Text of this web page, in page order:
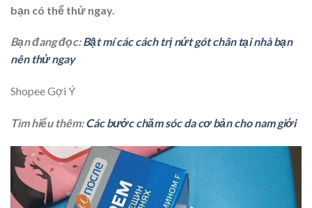
bạn có thể thử ngay.
Bạn đang đọc:Bật mí các cách trị nứt gót chân tại nhà bạn
nên thử ngay
Shopee Gợi Ý
Tìm hiểu thêm:Các bước chăm sóc da cơ bản cho nam giới